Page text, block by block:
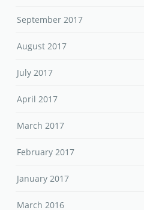
September 2017
August 2017
July 2017
April 2017
March 2017
February 2017
January 2017
March 2016